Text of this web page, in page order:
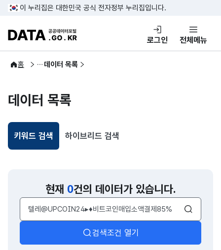
콘텐츠 바로가기
푸터 바로가기
이 누리집은 대한민국 공식 전자정부 누리집입니다.
DATA.GO.KR 공공데이터포털
로그인 전체메뉴
홈
공공데이터 데이터 목록
데이터 목록
키워드 검색
선택됨
하이브리드 검색
현재 0건의 데이터가 있습니다.
검색어 입력창
검색
검색조건 열기